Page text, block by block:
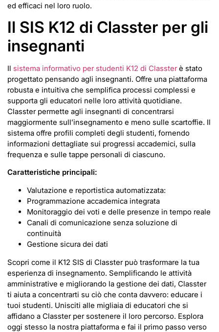
ed efficaci nel loro ruolo.
Il SIS K12 di Classter per gli
insegnanti
Il sistema informativo per studenti K12 di Classterè stato
progettato pensando agli insegnanti. Offre una piattaforma
robusta e intuitiva che semplifica processi complessi e
supporta gli educatori nelle loro attività quotidiane.
Classter permette agli insegnanti di concentrarsi
maggiormente sull’insegnamento e meno sulle scartoffie. Il
sistema offre profili completi degli studenti, fornendo
informazioni dettagliate sui progressi accademici, sulla
frequenza e sulle tappe personali di ciascuno.
Caratteristiche principali:
Valutazione e reportistica automatizzata:
Programmazione accademica integrata
Monitoraggio dei voti e delle presenze in tempo reale
Canali di comunicazione senza soluzione di
continuità
Gestione sicura dei dati
Scopri come il K12 SIS di Classter può trasformare la tua
esperienza di insegnamento. Semplificando le attività
amministrative e migliorando la gestione dei dati, Classter
ti aiuta a concentrarti su ciò che conta davvero: educare i
tuoi studenti. Unisciti alle migliaia di educatori che si
affidano a Classter per sostenere il loro percorso. Esplora
oggi stesso la nostra piattaforma e fai il primo passo verso